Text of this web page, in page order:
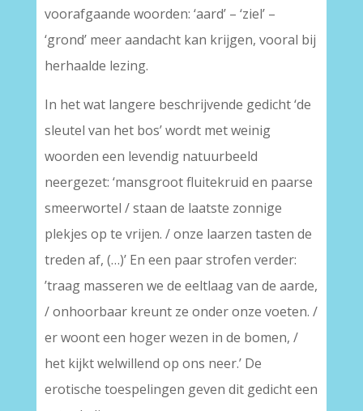
voorafgaande woorden: ‘aard’ – ‘ziel’ –
‘grond’ meer aandacht kan krijgen, vooral bij
herhaalde lezing.
In het wat langere beschrijvende gedicht ‘de
sleutel van het bos’ wordt met weinig
woorden een levendig natuurbeeld
neergezet: ‘mansgroot fluitekruid en paarse
smeerwortel / staan de laatste zonnige
plekjes op te vrijen. / onze laarzen tasten de
treden af, (…)’ En een paar strofen verder:
’traag masseren we de eeltlaag van de aarde,
/ onhoorbaar kreunt ze onder onze voeten. /
er woont een hoger wezen in de bomen, /
het kijkt welwillend op ons neer.’ De
erotische toespelingen geven dit gedicht een